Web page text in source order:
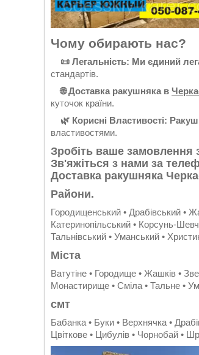
Чому обирають нас?
📜 Легальність: Ми єдиний
стандартів.
🌐 Доставка ракушняка в
куточок країни.
🌿 Корисні Властивості:
властивостями.
Зробіть ваше замовлення
Зв'яжіться з нами за
Доставка ракушняка
Райони.
Городищенський • Драбівський •
Катеринопільський • Корсунь-
Тальнівський • Уманський •
Міста
Ватутіне • Городище • Жашків •
Монастирище • Сміла • Тальне •
смт
Бабанка • Буки • Верхнячка •
Цвіткове • Цибулів • Чорнобай •